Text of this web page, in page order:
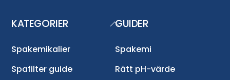
Back
Top
KATEGORIER
Spakemikalier
Spafilter guide
GUIDER
Spakemi
Rätt pH-värde